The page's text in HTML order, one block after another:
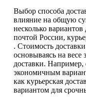
Выбор способа
влияние на общую
несколько
почтой России,
. Стоимость
основываясь на весе
доставки. Например,
экономичным
как курьерская
вариантом для